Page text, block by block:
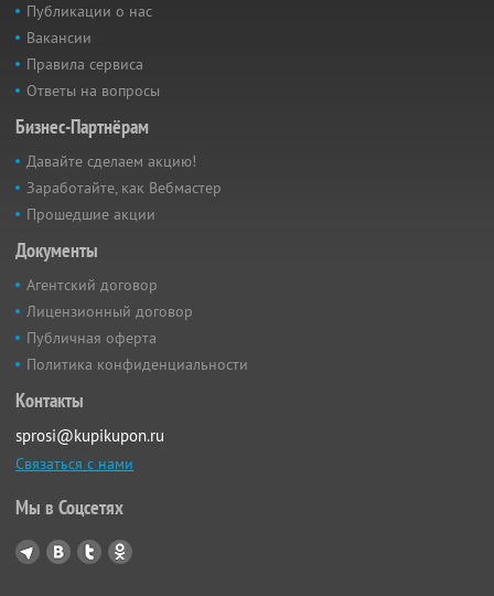
Публикации о нас
Вакансии
Правила сервиса
Ответы на вопросы
Бизнес-Партнёрам
Давайте сделаем акцию!
Заработайте, как Вебмастер
Прошедшие акции
Документы
Агентский договор
Лицензионный договор
Публичная оферта
Политика конфиденциальности
Контакты
sprosi@kupikupon.ru
Связаться с нами
Мы в Соцсетях